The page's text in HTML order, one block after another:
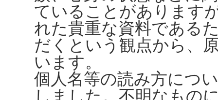
ていることがあります
れた貴重な資料である
だくという観点から、
います。
個人名等の読み方につ
しました。不明なもの